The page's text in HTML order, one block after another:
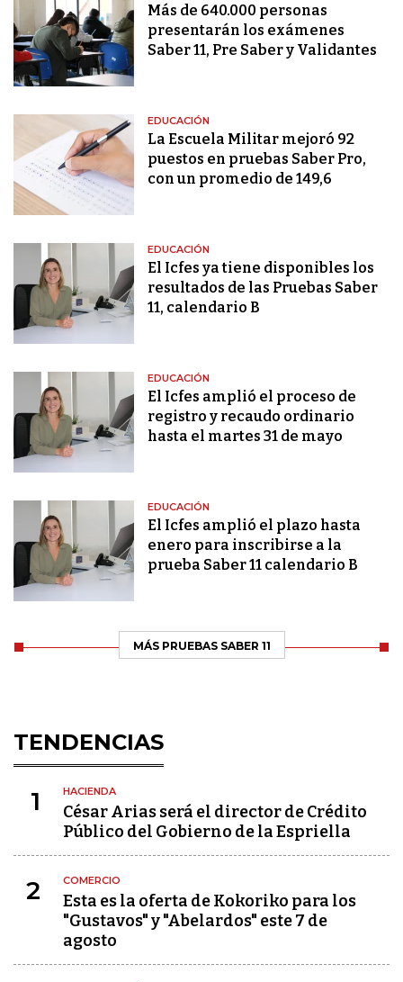
Más de 640.000 personas
presentarán los exámenes
Saber 11, Pre Saber y Validantes
EDUCACIÓN
La Escuela Militar mejoró 92
puestos en pruebas Saber Pro,
con un promedio de 149,6
EDUCACIÓN
El Icfes ya tiene disponibles los
resultados de las Pruebas Saber
11, calendario B
EDUCACIÓN
El Icfes amplió el proceso de
registro y recaudo ordinario
hasta el martes 31 de mayo
EDUCACIÓN
El Icfes amplió el plazo hasta
enero para inscribirse a la
prueba Saber 11 calendario B
MÁS PRUEBAS SABER 11
TENDENCIAS
1 HACIENDA
César Arias será el director de Crédito
Público del Gobierno de la Espriella
2 COMERCIO
Esta es la oferta de Kokoriko para los
"Gustavos" y "Abelardos" este 7 de
agosto